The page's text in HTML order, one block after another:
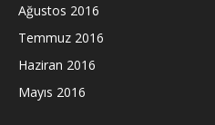
Ağustos 2016
Temmuz 2016
Haziran 2016
Mayıs 2016